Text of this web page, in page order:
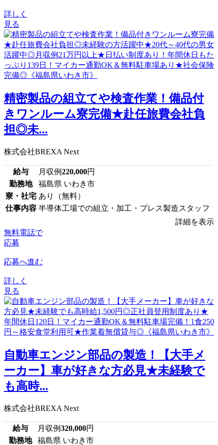
詳しく
見る
精密製品の組立てや検査作業！備品付
きワンルーム寮完備★赴任旅費会社負
担◎未...
株式会社BREXA Next
給与 月収例220,000円
勤務地
福島県 いわき市
寮・社宅 あり（無料）
仕事内容 半導体工場での組立・加工・プレス製造スタッフ
詳細を表示
無料電話で
応募
応募へ進む
詳しく
見る
自動車エンジン部品の製造！【大手メ
ーカー】車が好きな方必見★未経験で
も高時...
株式会社BREXA Next
給与 月収例320,000円
勤務地
福島県 いわき市